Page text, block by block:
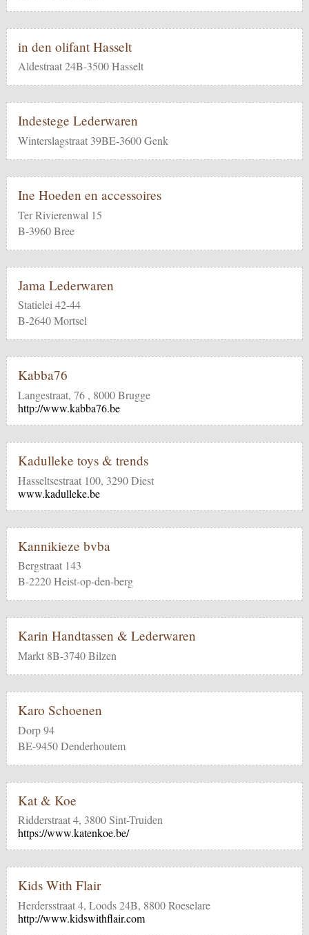
in den olifant Hasselt
Aldestraat 24B-3500 Hasselt
Indestege Lederwaren
Winterslagstraat 39BE-3600 Genk
Ine Hoeden en accessoires
Ter Rivierenwal 15
B-3960 Bree
Jama Lederwaren
Statielei 42-44
B-2640 Mortsel
Kabba76
Langestraat, 76 , 8000 Brugge
http://www.kabba76.be
Kadulleke toys & trends
Hasseltsestraat 100, 3290 Diest
www.kadulleke.be
Kannikieze bvba
Bergstraat 143
B-2220 Heist-op-den-berg
Karin Handtassen & Lederwaren
Markt 8B-3740 Bilzen
Karo Schoenen
Dorp 94
BE-9450 Denderhoutem
Kat & Koe
Ridderstraat 4, 3800 Sint-Truiden
https://www.katenkoe.be/
Kids With Flair
Herdersstraat 4, Loods 24B, 8800 Roeselare
http://www.kidswithflair.com